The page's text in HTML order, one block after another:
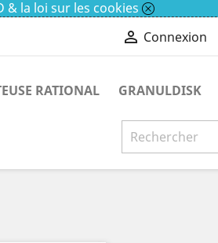
& la loi sur les cookies
 Connexion
RATIONAL GRANULDISK